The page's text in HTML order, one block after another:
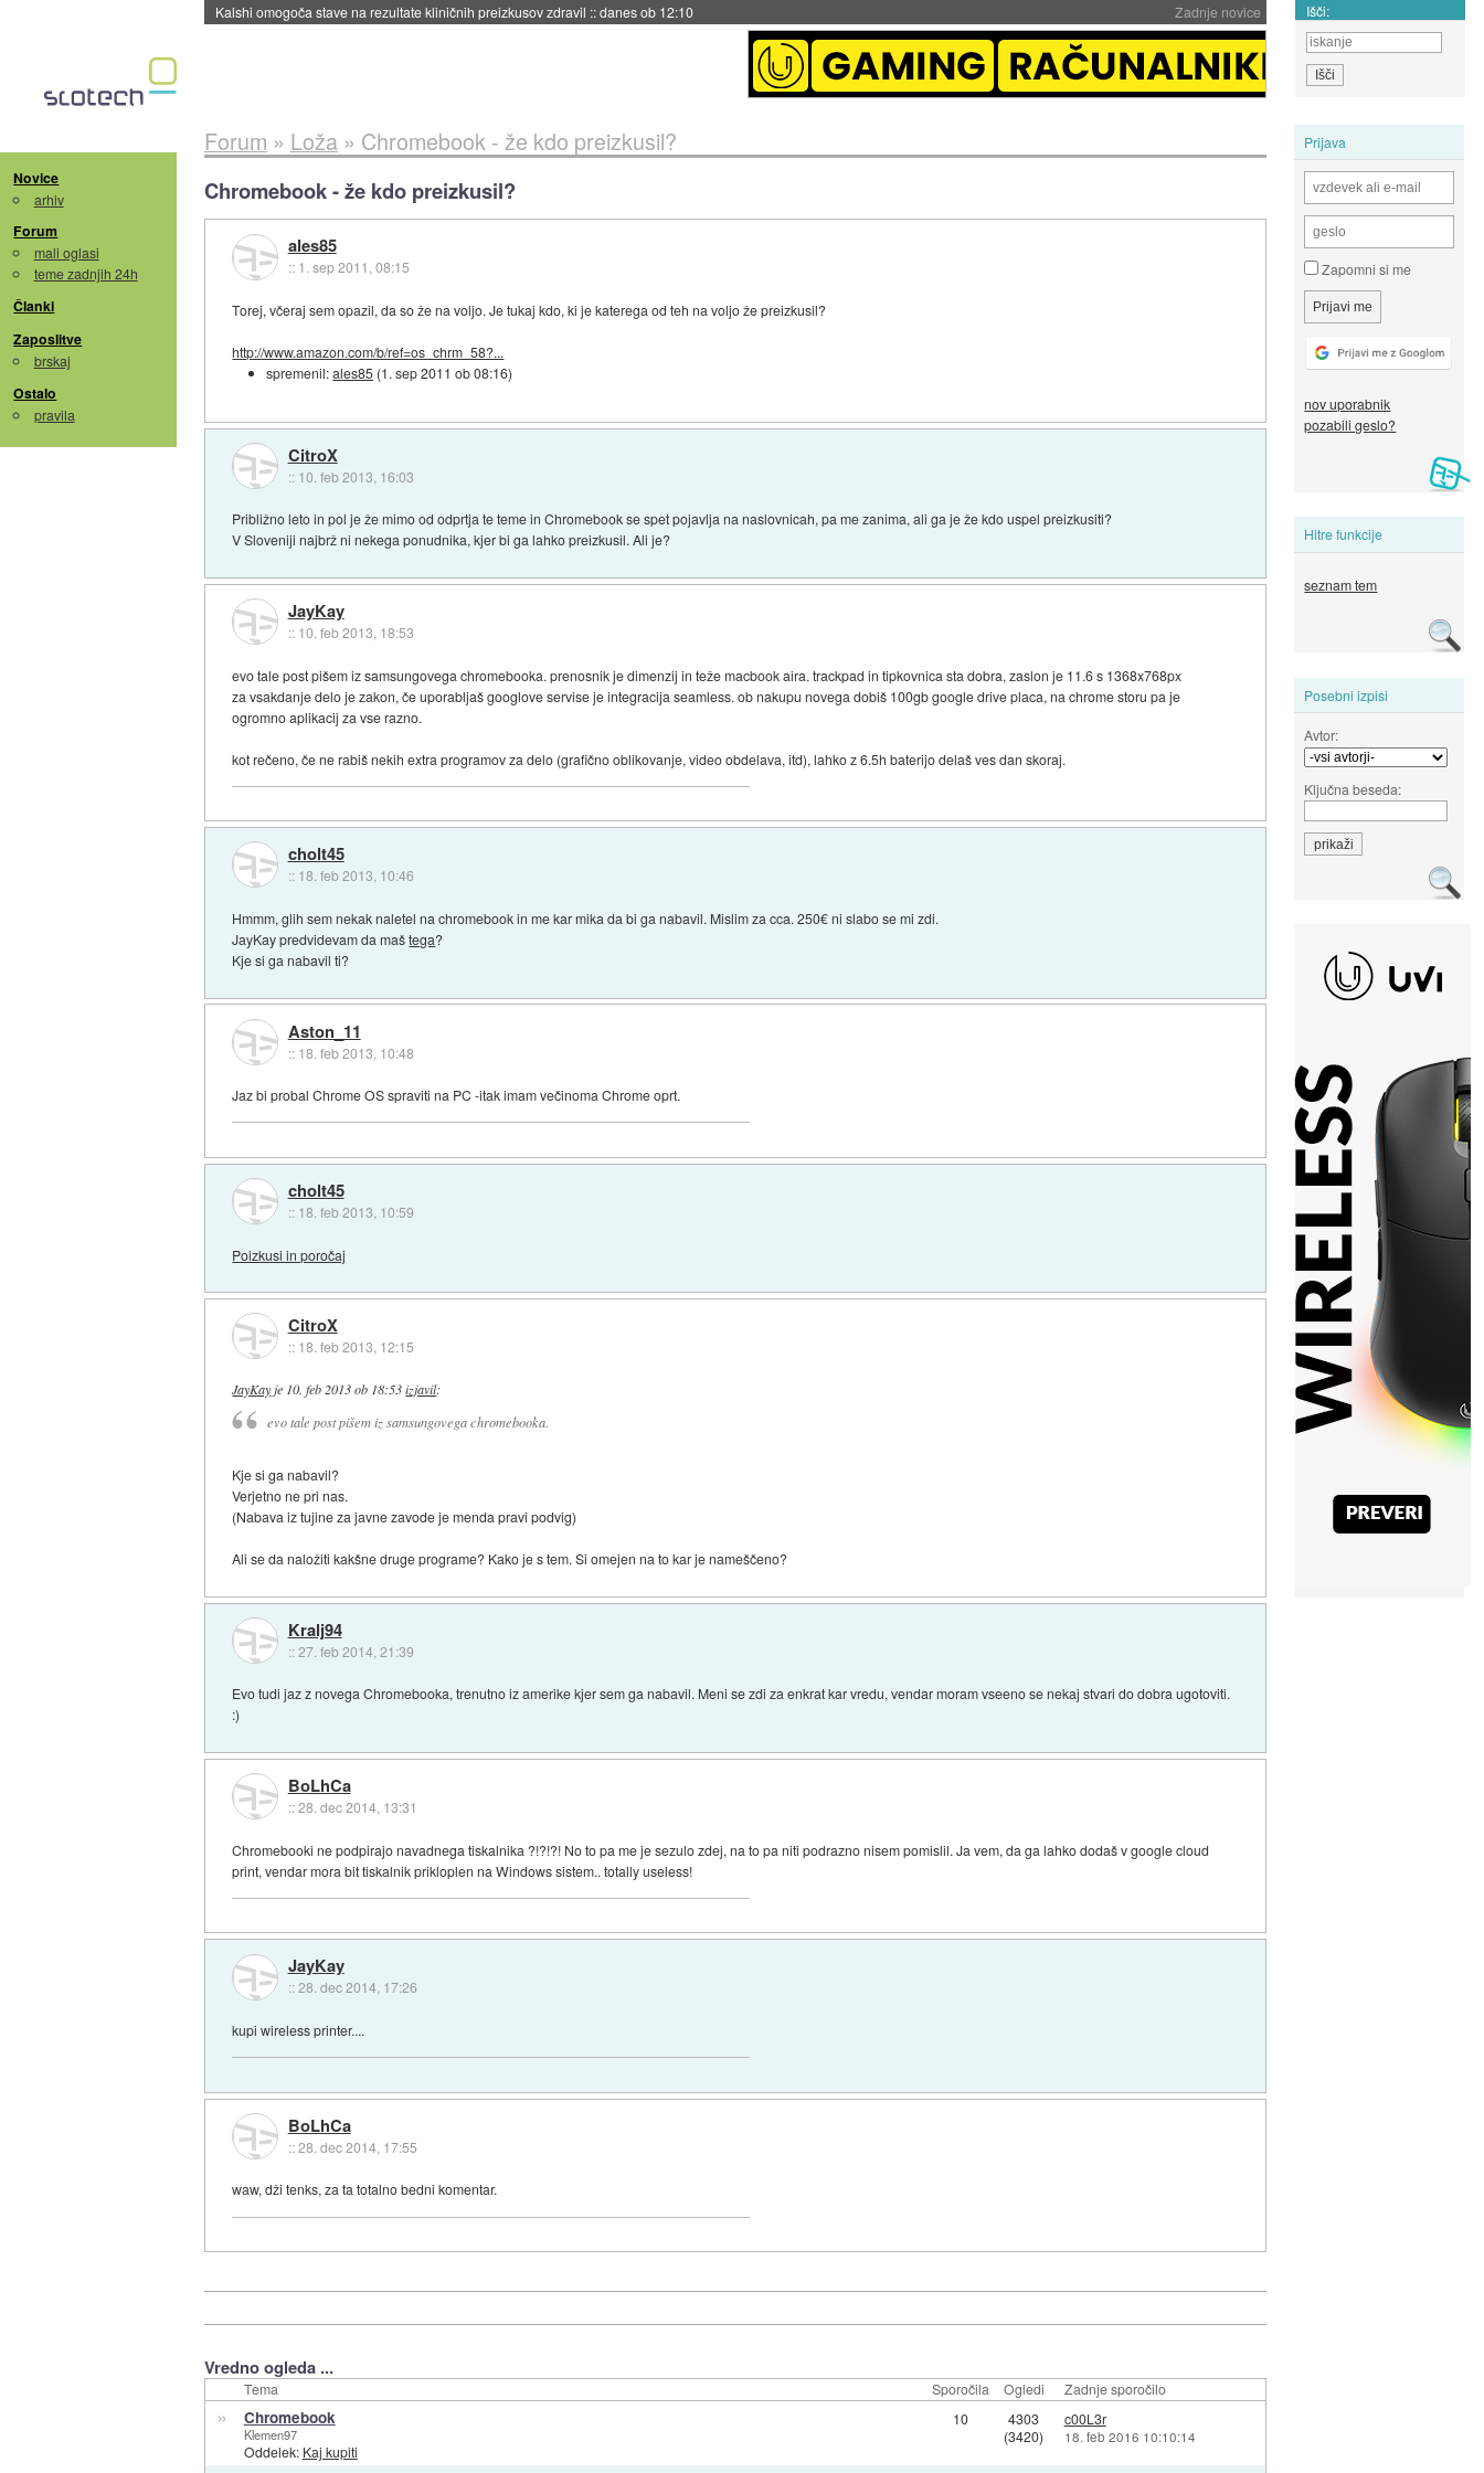
Zadnje novice
Kalshi omogoča stave na rezultate kliničnih preizkusov zdravil ::danes ob 12:10 Išči:
Novice
arhiv
Forum
mali oglasi
teme zadnjih 24h
Članki
Zaposlitve
brskaj
Ostalo
pravila
Prijava
Zapomni si me
nov uporabnik
pozabili geslo?
Hitre funkcije
seznam tem
Posebni izpisi
Avtor:
Ključna beseda:
Forum » Loža» Chromebook - že kdo preizkusil?
Chromebook - že kdo preizkusil?
ales85
:: 1. sep 2011, 08:15
Torej, včeraj sem opazil, da so že na voljo. Je tukaj kdo, ki je katerega od teh na voljo že preizkusil?
http://www.amazon.com/b/ref=os_chrm_58?...
spremenil:ales85 (1. sep 2011 ob 08:16)
CitroX
:: 10. feb 2013, 16:03
Približno leto in pol je že mimo od odprtja te teme in Chromebook se spet pojavlja na naslovnicah, pa me zanima, ali ga je že kdo uspel preizkusiti?
V Sloveniji najbrž ni nekega ponudnika, kjer bi ga lahko preizkusil. Ali je?
JayKay
:: 10. feb 2013, 18:53
evo tale post pišem iz samsungovega chromebooka. prenosnik je dimenzij in teže macbook aira. trackpad in tipkovnica sta dobra, zaslon je 11.6 s 1368x768px
za vsakdanje delo je zakon, če uporabljaš googlove servise je integracija seamless. ob nakupu novega dobiš 100gb google drive placa, na chrome storu pa je
ogromno aplikacij za vse razno.
kot rečeno, če ne rabiš nekih extra programov za delo (grafično oblikovanje, video obdelava, itd), lahko z 6.5h baterijo delaš ves dan skoraj.
cholt45
:: 18. feb 2013, 10:46
Hmmm, glih sem nekak naletel na chromebook in me kar mika da bi ga nabavil. Mislim za cca. 250€ ni slabo se mi zdi.
JayKay predvidevam da maštega?
Kje si ga nabavil ti?
Aston_11
:: 18. feb 2013, 10:48
Jaz bi probal Chrome OS spraviti na PC -itak imam večinoma Chrome oprt.
cholt45
:: 18. feb 2013, 10:59
Poizkusi in poročaj
CitroX
:: 18. feb 2013, 12:15
JayKayje 10. feb 2013 ob 18:53 izjavil:
evo tale post pišem iz samsungovega chromebooka.
Kje si ga nabavil?
Verjetno ne pri nas.
(Nabava iz tujine za javne zavode je menda pravi podvig)
Ali se da naložiti kakšne druge programe? Kako je s tem. Si omejen na to kar je nameščeno?
Kralj94
::27. feb 2014, 21:39
Evo tudi jaz z novega Chromebooka, trenutno iz amerike kjer sem ga nabavil. Meni se zdi za enkrat kar vredu, vendar moram vseeno se nekaj stvari do dobra ugotoviti.
:)
BoLhCa
::28. dec 2014, 13:31
Chromebooki ne podpirajo navadnega tiskalnika ?!?!?! No to pa me je sezulo zdej, na to pa niti podrazno nisem pomislil. Ja vem, da ga lahko dodaš v google cloud
print, vendar mora bit tiskalnik prikloplen na Windows sistem.. totally useless!
JayKay
::28. dec 2014, 17:26
kupi wireless printer....
BoLhCa
::28. dec 2014, 17:55
waw, dži tenks, za ta totalno bedni komentar.
Vredno ogleda ...
Tema Sporočila Ogledi Zadnje sporočilo
» Chromebook
Klemen97
Oddelek: Kaj kupiti
10
4303
(3420)
c00L3r
18. feb 2016 10:10:14